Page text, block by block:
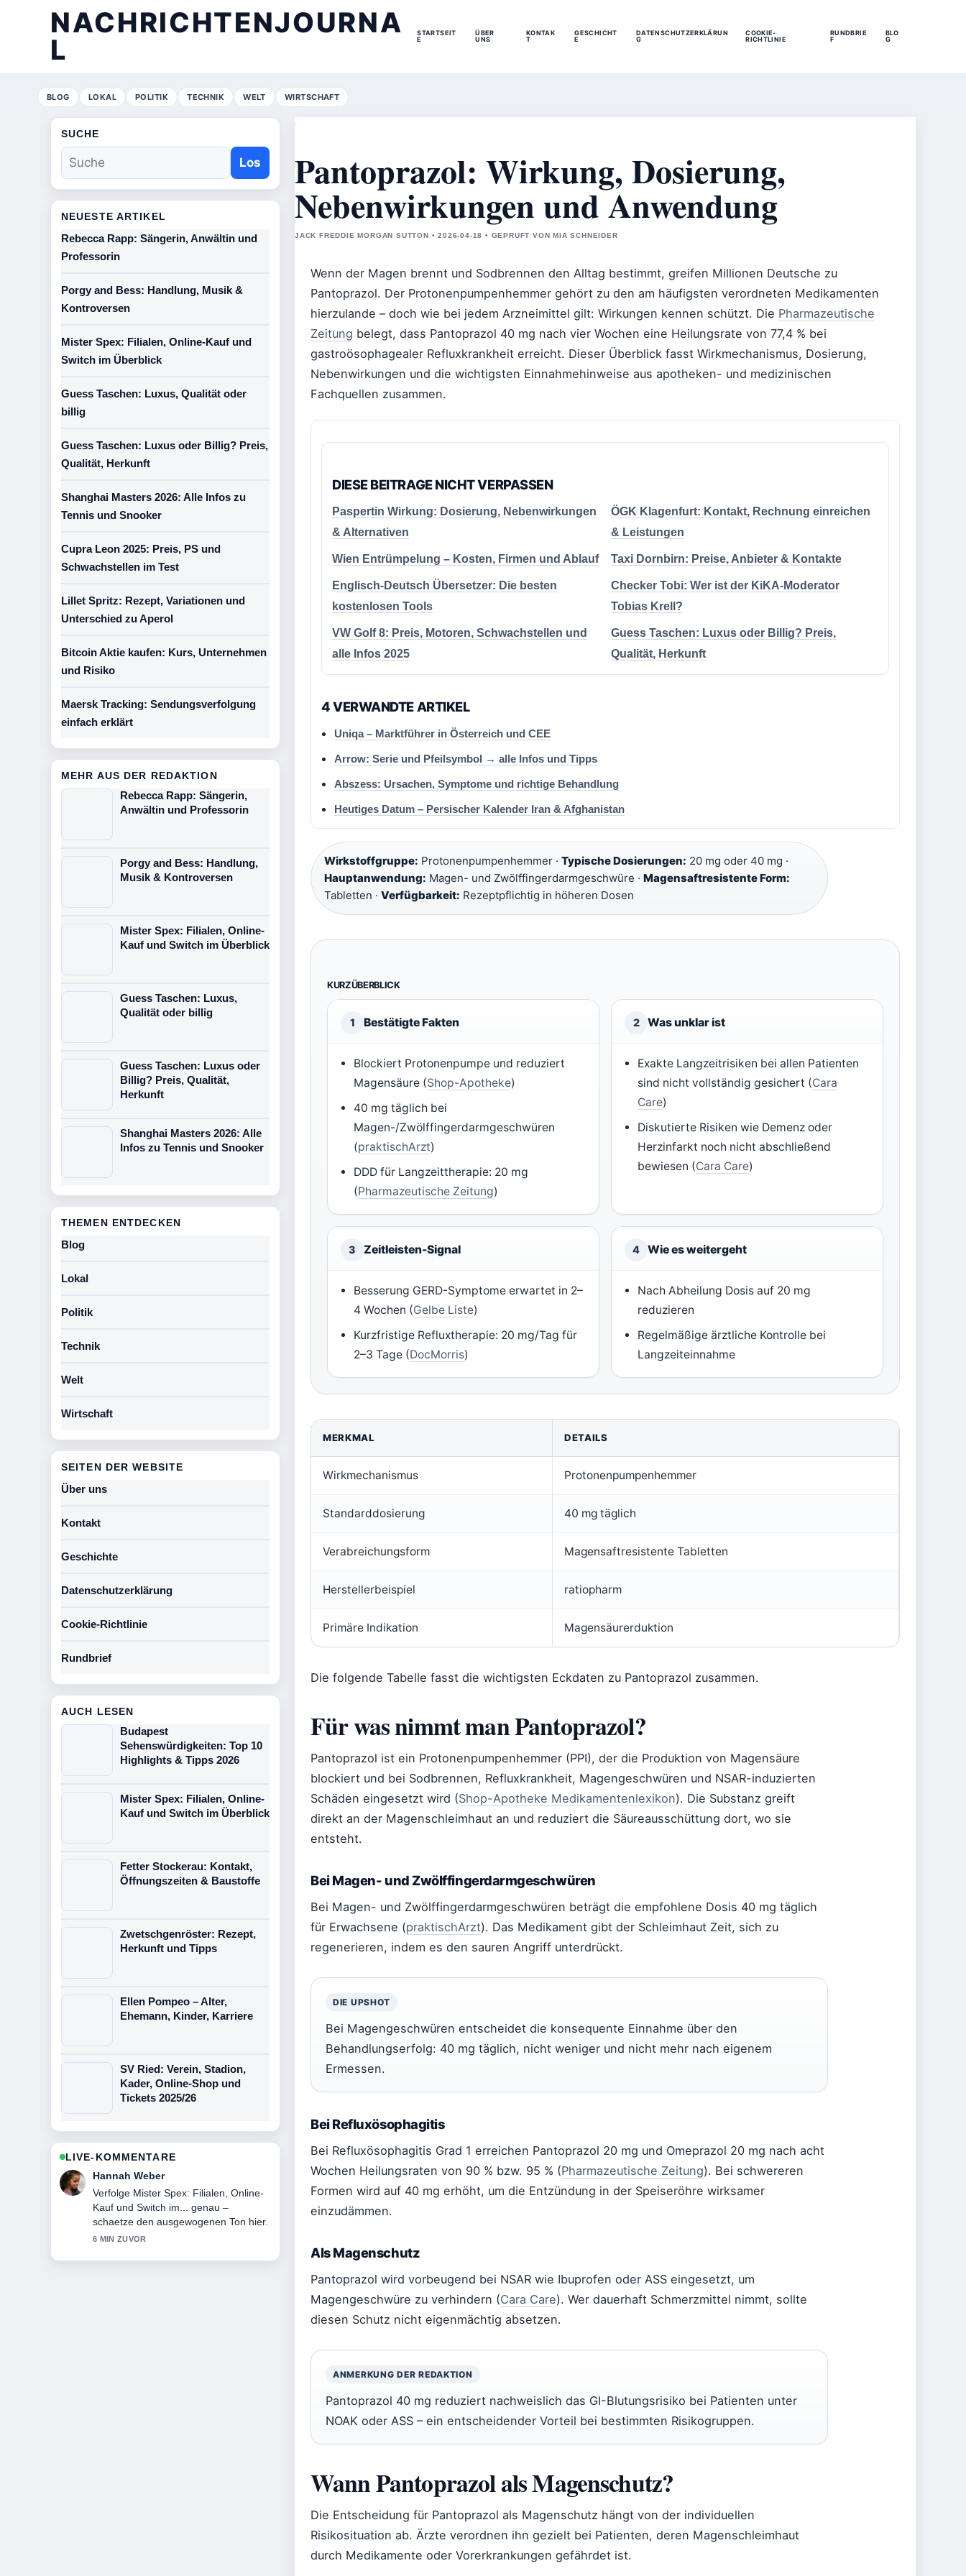
NACHRICHTENJOURNA
L
STARTSEIT
E
ÜBER
UNS
KONTAK
T
GESCHICHT
E
DATENSCHUTZERKLÄRUN
G
COOKIE-
RICHTLINIE
RUNDBRIE
F
BLO
G
BLOG LOKAL POLITIK TECHNIK WELT WIRTSCHAFT
Pantoprazol: Wirkung, Dosierung,
Nebenwirkungen und Anwendung
JACK FREDDIE MORGAN SUTTON • 2026-04-18 • GEPRUFT VON MIA SCHNEIDER
Wenn der Magen brennt und Sodbrennen den Alltag bestimmt, greifen Millionen Deutsche zu
Pantoprazol. Der Protonenpumpenhemmer gehört zu den am häufigsten verordneten Medikamenten
hierzulande – doch wie bei jedem Arzneimittel gilt: Wirkungen kennen schützt. Die Pharmazeutische
Zeitung belegt, dass Pantoprazol 40 mg nach vier Wochen eine Heilungsrate von 77,4 % bei
gastroösophagealer Refluxkrankheit erreicht. Dieser Überblick fasst Wirkmechanismus, Dosierung,
Nebenwirkungen und die wichtigsten Einnahmehinweise aus apotheken- und medizinischen
Fachquellen zusammen.
DIESE BEITRAGE NICHT VERPASSEN
Paspertin Wirkung: Dosierung, Nebenwirkungen
& Alternativen
ÖGK Klagenfurt: Kontakt, Rechnung einreichen
& Leistungen
Wien Entrümpelung – Kosten, Firmen und Ablauf Taxi Dornbirn: Preise, Anbieter & Kontakte
Englisch-Deutsch Übersetzer: Die besten
kostenlosen Tools
Checker Tobi: Wer ist der KiKA-Moderator
Tobias Krell?
VW Golf 8: Preis, Motoren, Schwachstellen und
alle Infos 2025
Guess Taschen: Luxus oder Billig? Preis,
Qualität, Herkunft
4 VERWANDTE ARTIKEL
Uniqa – Marktführer in Österreich und CEE
Arrow: Serie und Pfeilsymbol → alle Infos und Tipps
Abszess: Ursachen, Symptome und richtige Behandlung
Heutiges Datum – Persischer Kalender Iran & Afghanistan
Wirkstoffgruppe: Protonenpumpenhemmer · Typische Dosierungen: 20 mg oder 40 mg ·
Hauptanwendung: Magen- und Zwölffingerdarmgeschwüre · Magensaftresistente Form:
Tabletten · Verfügbarkeit: Rezeptpflichtig in höheren Dosen
KURZÜBERBLICK
1 Bestätigte Fakten
Blockiert Protonenpumpe und reduziert
Magensäure (Shop-Apotheke)
40 mg täglich bei
Magen-/Zwölffingerdarmgeschwüren
(praktischArzt)
DDD für Langzeittherapie: 20 mg
(Pharmazeutische Zeitung)
2 Was unklar ist
Exakte Langzeitrisiken bei allen Patienten
sind nicht vollständig gesichert (Cara
Care)
Diskutierte Risiken wie Demenz oder
Herzinfarkt noch nicht abschließend
bewiesen (Cara Care)
3 Zeitleisten-Signal
Besserung GERD-Symptome erwartet in 2–
4 Wochen (Gelbe Liste)
Kurzfristige Refluxtherapie: 20 mg/Tag für
2–3 Tage (DocMorris)
4 Wie es weitergeht
Nach Abheilung Dosis auf 20 mg
reduzieren
Regelmäßige ärztliche Kontrolle bei
Langzeiteinnahme
MERKMAL DETAILS
Wirkmechanismus Protonenpumpenhemmer
Standarddosierung 40 mg täglich
Verabreichungsform Magensaftresistente Tabletten
Herstellerbeispiel ratiopharm
Primäre Indikation Magensäurerduktion
Die folgende Tabelle fasst die wichtigsten Eckdaten zu Pantoprazol zusammen.
Für was nimmt man Pantoprazol?
Pantoprazol ist ein Protonenpumpenhemmer (PPI), der die Produktion von Magensäure
blockiert und bei Sodbrennen, Refluxkrankheit, Magengeschwüren und NSAR-induzierten
Schäden eingesetzt wird (Shop-Apotheke Medikamentenlexikon). Die Substanz greift
direkt an der Magenschleimhaut an und reduziert die Säureausschüttung dort, wo sie
entsteht.
Bei Magen- und Zwölffingerdarmgeschwüren
Bei Magen- und Zwölffingerdarmgeschwüren beträgt die empfohlene Dosis 40 mg täglich
für Erwachsene (praktischArzt). Das Medikament gibt der Schleimhaut Zeit, sich zu
regenerieren, indem es den sauren Angriff unterdrückt.
DIE UPSHOT
Bei Magengeschwüren entscheidet die konsequente Einnahme über den
Behandlungserfolg: 40 mg täglich, nicht weniger und nicht mehr nach eigenem
Ermessen.
Bei Refluxösophagitis
Bei Refluxösophagitis Grad 1 erreichen Pantoprazol 20 mg und Omeprazol 20 mg nach acht
Wochen Heilungsraten von 90 % bzw. 95 % (Pharmazeutische Zeitung). Bei schwereren
Formen wird auf 40 mg erhöht, um die Entzündung in der Speiseröhre wirksamer
einzudämmen.
Als Magenschutz
Pantoprazol wird vorbeugend bei NSAR wie Ibuprofen oder ASS eingesetzt, um
Magengeschwüre zu verhindern (Cara Care). Wer dauerhaft Schmerzmittel nimmt, sollte
diesen Schutz nicht eigenmächtig absetzen.
ANMERKUNG DER REDAKTION
Pantoprazol 40 mg reduziert nachweislich das GI-Blutungsrisiko bei Patienten unter
NOAK oder ASS – ein entscheidender Vorteil bei bestimmten Risikogruppen.
Wann Pantoprazol als Magenschutz?
Die Entscheidung für Pantoprazol als Magenschutz hängt von der individuellen
Risikosituation ab. Ärzte verordnen ihn gezielt bei Patienten, deren Magenschleimhaut
durch Medikamente oder Vorerkrankungen gefährdet ist.
SUCHE
Los
NEUESTE ARTIKEL
Rebecca Rapp: Sängerin, Anwältin und
Professorin
Porgy and Bess: Handlung, Musik &
Kontroversen
Mister Spex: Filialen, Online-Kauf und
Switch im Überblick
Guess Taschen: Luxus, Qualität oder
billig
Guess Taschen: Luxus oder Billig? Preis,
Qualität, Herkunft
Shanghai Masters 2026: Alle Infos zu
Tennis und Snooker
Cupra Leon 2025: Preis, PS und
Schwachstellen im Test
Lillet Spritz: Rezept, Variationen und
Unterschied zu Aperol
Bitcoin Aktie kaufen: Kurs, Unternehmen
und Risiko
Maersk Tracking: Sendungsverfolgung
einfach erklärt
MEHR AUS DER REDAKTION
Rebecca Rapp: Sängerin,
Anwältin und Professorin
Porgy and Bess: Handlung,
Musik & Kontroversen
Mister Spex: Filialen, Online-
Kauf und Switch im Überblick
Guess Taschen: Luxus,
Qualität oder billig
Guess Taschen: Luxus oder
Billig? Preis, Qualität,
Herkunft
Shanghai Masters 2026: Alle
Infos zu Tennis und Snooker
THEMEN ENTDECKEN
Blog
Lokal
Politik
Technik
Welt
Wirtschaft
SEITEN DER WEBSITE
Über uns
Kontakt
Geschichte
Datenschutzerklärung
Cookie-Richtlinie
Rundbrief
AUCH LESEN
Budapest
Sehenswürdigkeiten: Top 10
Highlights & Tipps 2026
Mister Spex: Filialen, Online-
Kauf und Switch im Überblick
Fetter Stockerau: Kontakt,
Öffnungszeiten & Baustoffe
Zwetschgenröster: Rezept,
Herkunft und Tipps
Ellen Pompeo – Alter,
Ehemann, Kinder, Karriere
SV Ried: Verein, Stadion,
Kader, Online-Shop und
Tickets 2025/26
LIVE-KOMMENTARE
Tim Vogel
Hilfreicher Kontext zu Rebecca Rapp:
Sängerin, Anwältin und Professorin.
Bitte haltet diesen Liveticker aktuell.
8 MIN ZUVOR